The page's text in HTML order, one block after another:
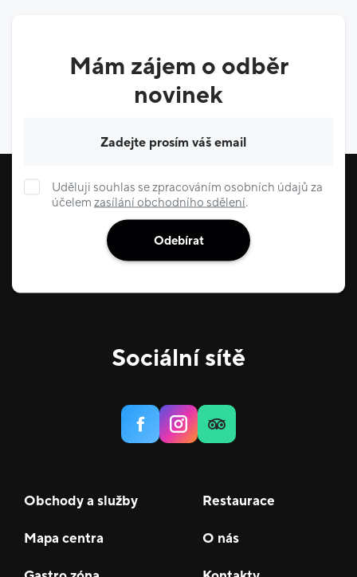
Mám zájem o odběr
novinek
Uděluji souhlas se zpracováním osobních údajů za
účelem zasílání obchodního sdělení.
Odebírat
Sociální sítě
Obchody a služby Restaurace
Mapa centra O nás